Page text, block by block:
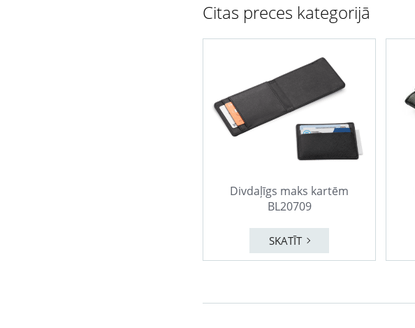
Citas preces kategorijā
Divdaļīgs maks kartēm
BL20709
SKATĪT